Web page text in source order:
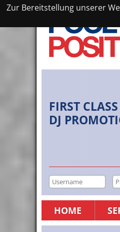
Zur Bereitstellung unserer
FIRST CLASS
DJ
HOME